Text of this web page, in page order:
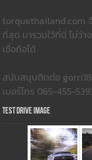
torquethailand.com
ที่สุด มารวมใว้ที่นี่ ไม่ว่
เชื่อถือได้
สนับสนุนติดต่อ
เบอร์โทร 065-455-
Test Drive Image